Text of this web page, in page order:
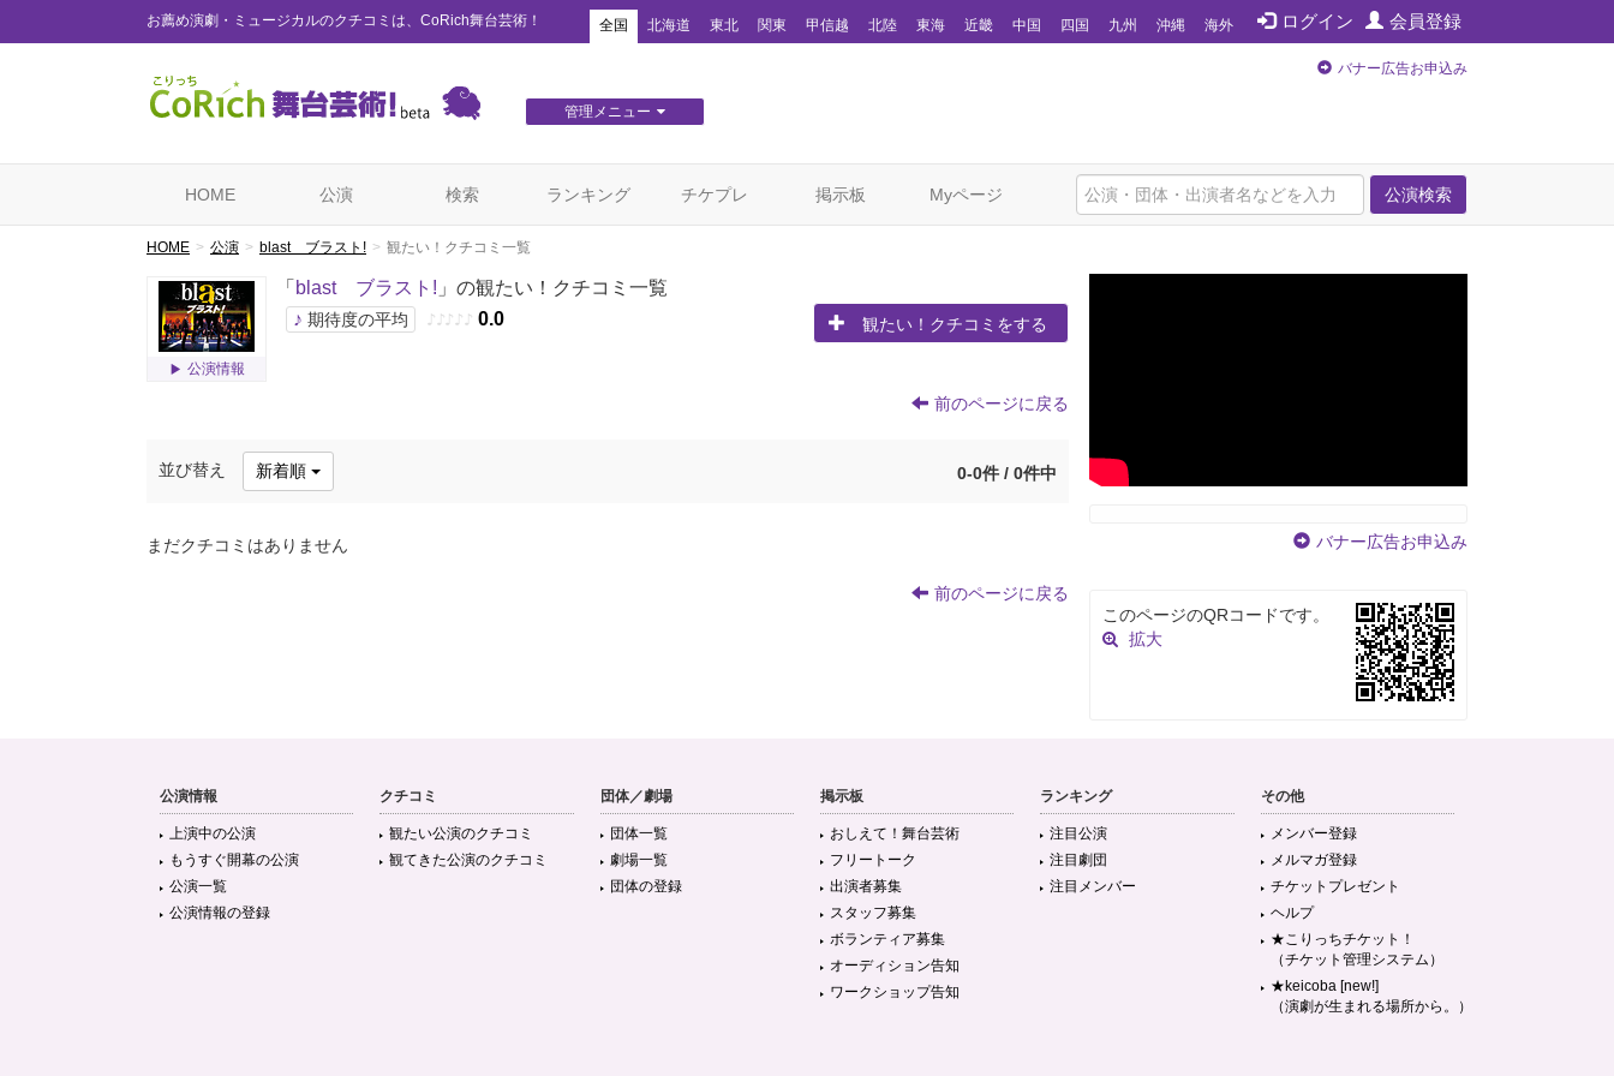
お薦め演劇・ミュージカルのクチコミは、CoRich舞台芸術！ ログイン 会員登録
全国 北海道 東北 関東 甲信越 北陸 東海 近畿 中国 四国 九州 沖縄 海外
管理メニュー
バナー広告お申込み
公演検索
HOME 公演 検索 ランキング チケプレ 掲示板 Myページ
HOME 公演 blast ブラスト! 観たい！クチコミ一覧
公演情報
「 blast ブラスト! 」の観たい！クチコミ一覧
♪ 期待度の平均 ♪ ♪ ♪ ♪ ♪ 0.0 観たい！クチコミをする
前のページに戻る
並び替え 新着順 0-0件 / 0件中
まだクチコミはありません
前のページに戻る
バナー広告お申込み
このページのQRコードです。
拡大
公演情報
上演中の公演
もうすぐ開幕の公演
公演一覧
公演情報の登録
クチコミ
観たい公演のクチコミ
観てきた公演のクチコミ
団体／劇場
団体一覧
劇場一覧
団体の登録
掲示板
おしえて！舞台芸術
フリートーク
出演者募集
スタッフ募集
ボランティア募集
オーディション告知
ワークショップ告知
ランキング
注目公演
注目劇団
注目メンバー
その他
メンバー登録
メルマガ登録
チケットプレゼント
ヘルプ
★こりっちチケット！
（チケット管理システム）
★keicoba [new!]
（演劇が生まれる場所から。）